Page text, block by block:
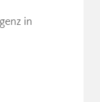
in